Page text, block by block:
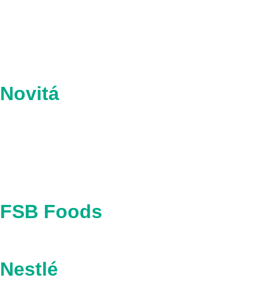
Novitá
FSB Foods
Nestlé